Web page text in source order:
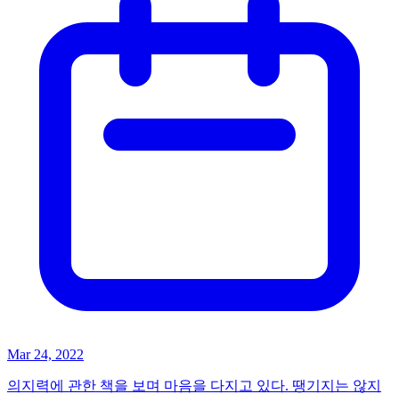
Mar 24, 2022
의지력에 관한 책을 보며 마음을 다지고 있다. 땡기지는 않지